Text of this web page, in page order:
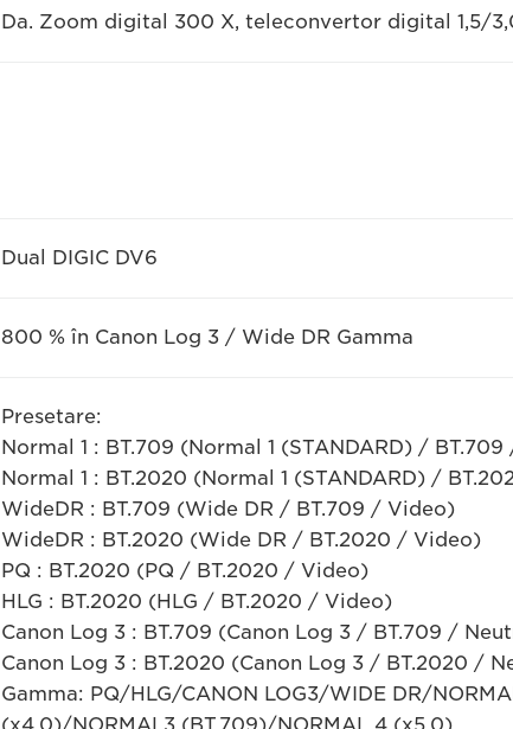
Da. Zoom digital 300 X, teleconvertor digital 1,5/
Dual DIGIC DV6
800 % în Canon Log 3 / Wide DR Gamma
Presetare:
Normal 1 : BT.709 (Normal 1 (STANDARD) /
Normal 1 : BT.2020 (Normal 1 (STANDARD) /
WideDR : BT.709 (Wide DR / BT.709 / Video)
WideDR : BT.2020 (Wide DR / BT.2020 / Video)
PQ : BT.2020 (PQ / BT.2020 / Video)
HLG : BT.2020 (HLG / BT.2020 / Video)
Canon Log 3 : BT.709 (Canon Log 3 / BT.709 /
Canon Log 3 : BT.2020 (Canon Log 3 / BT.2020 /
Gamma: PQ/HLG/CANON LOG3/WIDE DR/